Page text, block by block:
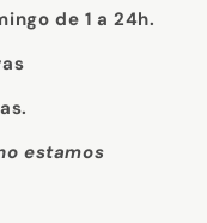
de 1 a 24h.
estamos